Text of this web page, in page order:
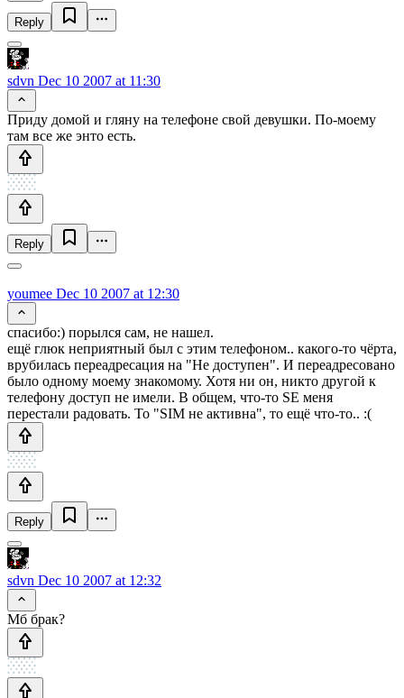
Reply
sdvn Dec 10 2007 at 11:30
Приду домой и гляну на телефоне свой девушки. По-моему
там все же энто есть.
Reply
youmee Dec 10 2007 at 12:30
спасибо:) порылся сам, не нашел.
ещё глюк неприятный был с этим телефоном.. какого-то чёрта,
врубилась переадресация на "Не доступен". И переадресовано
было одному моему знакомому. Хотя ни он, никто другой к
телефону доступ не имели. В общем, что-то SE меня
перестали радовать. То "SIM не активна", то ещё что-то.. :(
Reply
sdvn Dec 10 2007 at 12:32
Мб брак?